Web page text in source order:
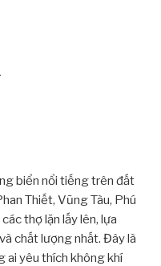
biển nổi tiếng trên đất
Thiết, Vũng Tàu, Phú
thợ lặn lấy lên, lựa
chất lượng nhất. Đây là
ai yêu thích không khí